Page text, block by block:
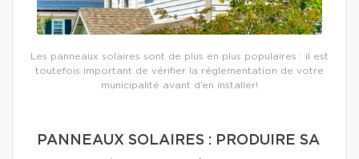
Les panneaux solaires sont de plus en plus populaires : il est
toutefois important de vérifier la réglementation de votre
municipalité avant d’en installer!
PANNEAUX SOLAIRES : PRODUIRE SA